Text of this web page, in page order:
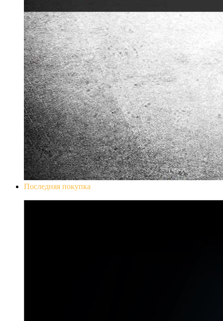
Последняя покупка